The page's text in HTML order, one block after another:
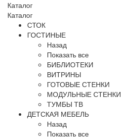
Каталог
Каталог
СТОК
ГОСТИНЫЕ
Назад
Показать все
БИБЛИОТЕКИ
ВИТРИНЫ
ГОТОВЫЕ СТЕНКИ
МОДУЛЬНЫЕ СТЕНКИ
ТУМБЫ ТВ
ДЕТСКАЯ МЕБЕЛЬ
Назад
Показать все